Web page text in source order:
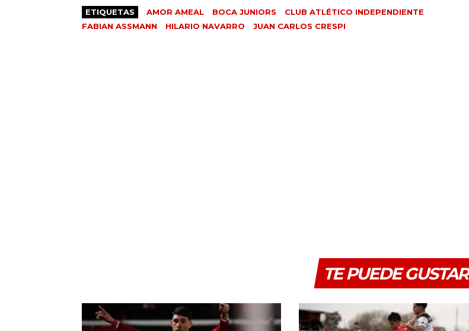
ETIQUETAS AMOR AMEAL BOCA JUNIORS
CLUB ATLÉTICO INDEPENDIENTE
FABIAN ASSMANN
HILARIO NAVARRO JUAN CARLOS CRESPI
TE PUEDE GUSTAR